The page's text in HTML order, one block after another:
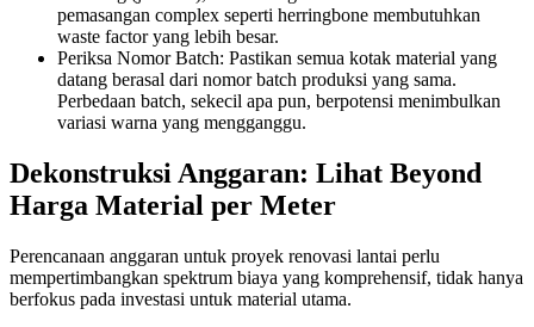
pemasangan complex seperti herringbone membutuhkan
waste factor yang lebih besar.
Periksa Nomor Batch: Pastikan semua kotak material yang
datang berasal dari nomor batch produksi yang sama.
Perbedaan batch, sekecil apa pun, berpotensi menimbulkan
variasi warna yang mengganggu.
Dekonstruksi Anggaran: Lihat Beyond
Harga Material per Meter
Perencanaan anggaran untuk proyek renovasi lantai perlu
mempertimbangkan spektrum biaya yang komprehensif, tidak hanya
berfokus pada investasi untuk material utama.